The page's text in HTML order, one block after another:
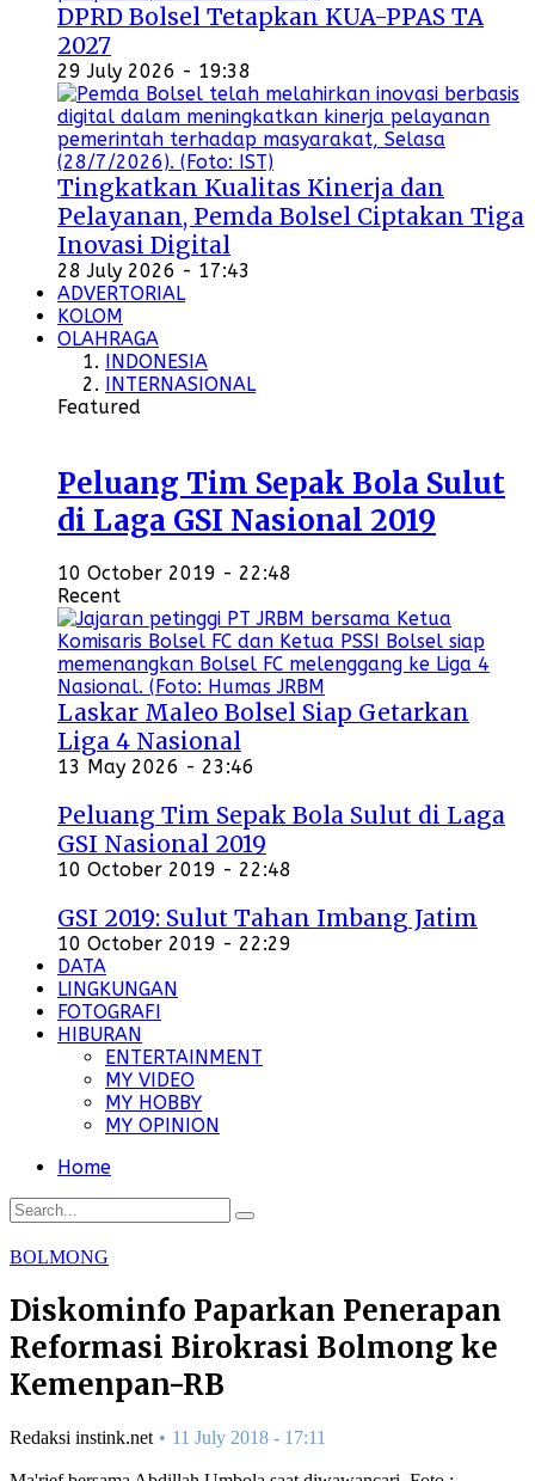
DPRD Bolsel Tetapkan KUA-PPAS TA
2027
29 July 2026 - 19:38
Tingkatkan Kualitas Kinerja dan
Pelayanan, Pemda Bolsel Ciptakan Tiga
Inovasi Digital
28 July 2026 - 17:43
ADVERTORIAL
KOLOM
OLAHRAGA
INDONESIA
INTERNASIONAL
Featured
Peluang Tim Sepak Bola Sulut
di Laga GSI Nasional 2019
10 October 2019 - 22:48
Recent
Laskar Maleo Bolsel Siap Getarkan
Liga 4 Nasional
13 May 2026 - 23:46
Peluang Tim Sepak Bola Sulut di Laga
GSI Nasional 2019
10 October 2019 - 22:48
GSI 2019: Sulut Tahan Imbang Jatim
10 October 2019 - 22:29
DATA
LINGKUNGAN
FOTOGRAFI
HIBURAN
ENTERTAINMENT
MY VIDEO
MY HOBBY
MY OPINION
Home
BOLMONG
Diskominfo Paparkan Penerapan
Reformasi Birokrasi Bolmong ke
Kemenpan-RB
Redaksi instink.net 11 July 2018 - 17:11